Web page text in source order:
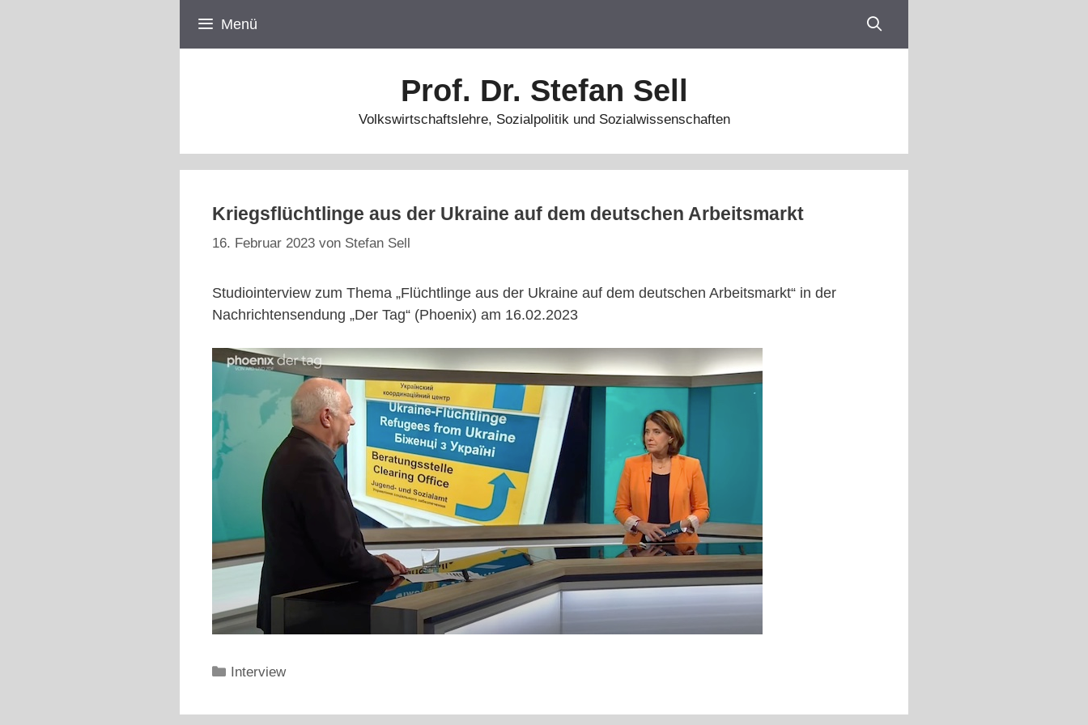
Menü
Prof. Dr. Stefan Sell
Volkswirtschaftslehre, Sozialpolitik und Sozialwissenschaften
Kriegsflüchtlinge aus der Ukraine auf dem deutschen Arbeitsmarkt
16. Februar 2023 von Stefan Sell
Studiointerview zum Thema „Flüchtlinge aus der Ukraine auf dem deutschen Arbeitsmarkt“ in der
Nachrichtensendung „Der Tag“ (Phoenix) am 16.02.2023
Kategorien
Interview